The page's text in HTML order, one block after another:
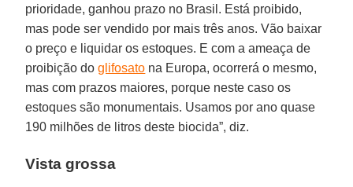
prioridade, ganhou prazo no Brasil. Está proibido,
mas pode ser vendido por mais três anos. Vão baixar
o preço e liquidar os estoques. E com a ameaça de
proibição doglifosato na Europa, ocorrerá o mesmo,
mas com prazos maiores, porque neste caso os
estoques são monumentais. Usamos por ano quase
190 milhões de litros deste biocida”, diz.
Vista grossa